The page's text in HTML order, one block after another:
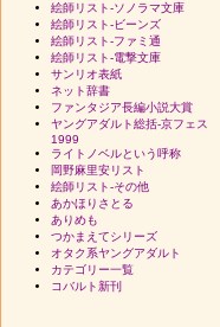
絵師リスト-ソノラマ文庫
絵師リスト-ビーンズ
絵師リスト-ファミ通
絵師リスト-電撃文庫
サンリオ表紙
ネット辞書
ファンタジア長編小説大賞
ヤングアダルト総括-京フェス
1999
ライトノベルという呼称
岡野麻里安リスト
絵師リスト-その他
あかほりさとる
ありめも
つかまえてシリーズ
オタク系ヤングアダルト
カテゴリー一覧
コバルト新刊